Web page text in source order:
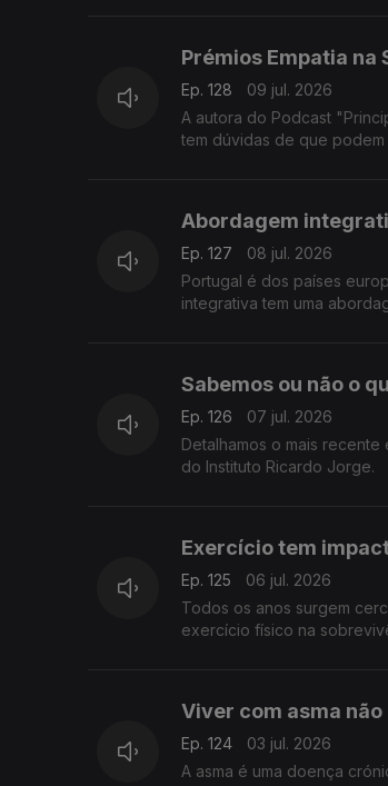
Prémios Empatia
Ep. 128
09 jul. 2026
A autora do Podcast
tem dúvidas de que
Abordagem
Ep. 127
08 jul. 2026
Portugal é dos países
integrativa tem uma
Sabemos ou não o
Ep. 126
07 jul. 2026
Detalhamos o mais
do Instituto Ricardo Jorge.
Exercício tem
Ep. 125
06 jul. 2026
Todos os anos surgem
exercício físico na
Viver com asma
Ep. 124
03 jul. 2026
A asma é uma doença